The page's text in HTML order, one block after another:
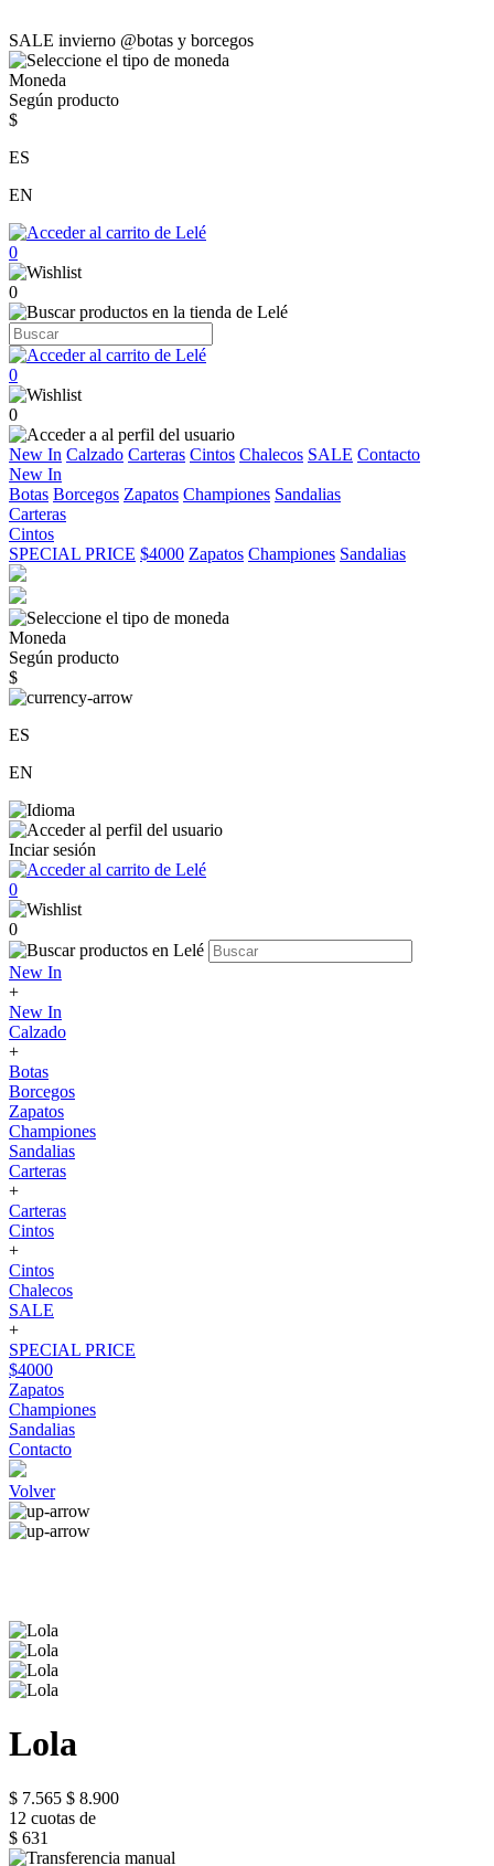
SALE invierno @botas y borcegos
Moneda
Según producto
$
ES
EN
0
0
0
0
New In Calzado Carteras Cintos Chalecos SALE Contacto
New In
Botas Borcegos Zapatos Championes Sandalias
Carteras
Cintos
SPECIAL PRICE $4000 Zapatos Championes Sandalias
Moneda
Según producto
$
ES
EN
Inciar sesión
0
0
New In
+
New In
Calzado
+
Botas
Borcegos
Zapatos
Championes
Sandalias
Carteras
+
Carteras
Cintos
+
Cintos
Chalecos
SALE
+
SPECIAL PRICE
$4000
Zapatos
Championes
Sandalias
Contacto
Volver
Lola
$ 7.565 $ 8.900
12 cuotas de
$ 631